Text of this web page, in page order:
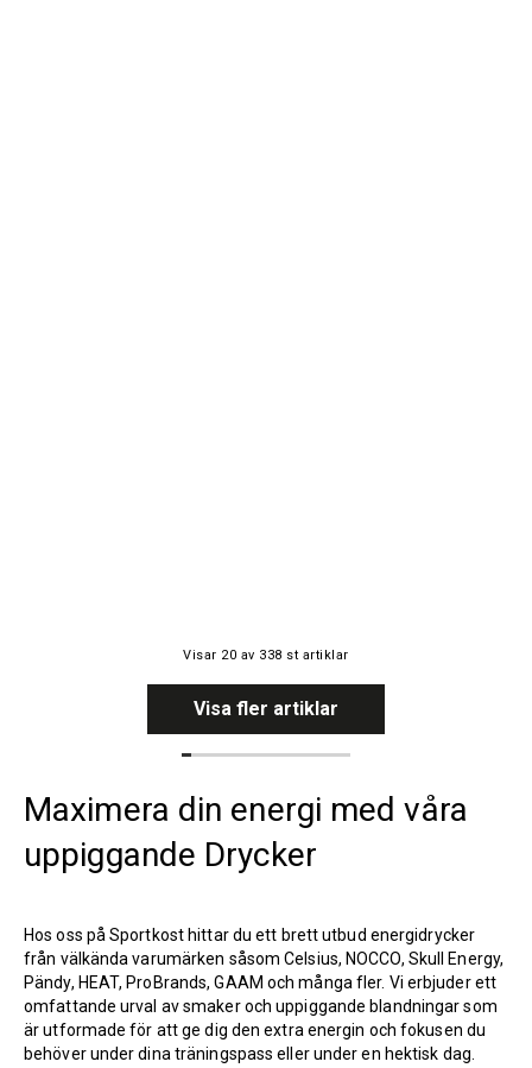
Maximera din energi med våra
uppiggande Drycker
Hos oss på Sportkost hittar du ett brett utbud energidrycker
från välkända varumärken såsom Celsius, NOCCO, Skull Energy,
Pändy, HEAT, ProBrands, GAAM och många fler. Vi erbjuder ett
omfattande urval av smaker och uppiggande blandningar som
är utformade för att ge dig den extra energin och fokusen du
behöver under dina träningspass eller under en hektisk dag.
Visar 20 av 338 st artiklar
Visa fler artiklar